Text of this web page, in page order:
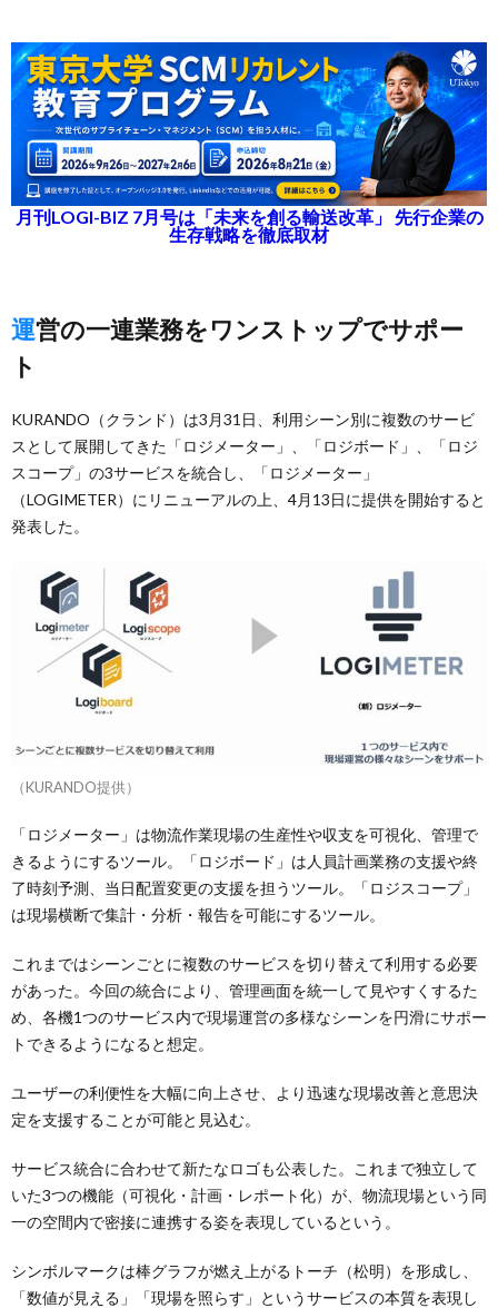
月刊LOGI-BIZ 7月号は「未来を創る輸送改革」 先行企業の
生存戦略を徹底取材
運営の一連業務をワンストップでサポー
ト
KURANDO（クランド）は3月31日、利用シーン別に複数のサービ
スとして展開してきた「ロジメーター」、「ロジボード」、「ロジ
スコープ」の3サービスを統合し、「ロジメーター」
（LOGIMETER）にリニューアルの上、4月13日に提供を開始すると
発表した。
（KURANDO提供）
「ロジメーター」は物流作業現場の生産性や収支を可視化、管理で
きるようにするツール。「ロジボード」は人員計画業務の支援や終
了時刻予測、当日配置変更の支援を担うツール。「ロジスコープ」
は現場横断で集計・分析・報告を可能にするツール。
これまではシーンごとに複数のサービスを切り替えて利用する必要
があった。今回の統合により、管理画面を統一して見やすくするた
め、各機1つのサービス内で現場運営の多様なシーンを円滑にサポー
トできるようになると想定。
ユーザーの利便性を大幅に向上させ、より迅速な現場改善と意思決
定を支援することが可能と見込む。
サービス統合に合わせて新たなロゴも公表した。これまで独立して
いた3つの機能（可視化・計画・レポート化）が、物流現場という同
一の空間内で密接に連携する姿を表現しているという。
シンボルマークは棒グラフが燃え上がるトーチ（松明）を形成し、
「数値が見える」「現場を照らす」というサービスの本質を表現し